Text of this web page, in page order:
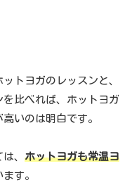
トヨガのレッスンと、
比べれば、ホットヨガ
いのは明白です。
、 ホットヨガも常温ヨ
す。